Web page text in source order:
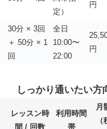
定）
円
30分 × 3回
＋ 50分 × 1
回
全日
10:00〜
22:00
円
しっかり通いたい方
レッスン時
間 / 回数
利用時間
帯
月
（